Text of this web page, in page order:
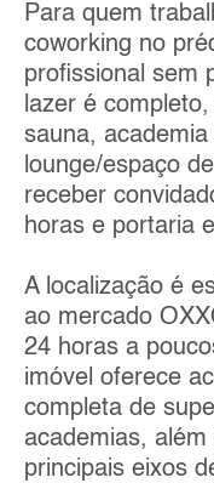
Para quem
coworking no
profissional sem
lazer é
sauna,
lounge/espaço
receber
horas e portaria
A localização é
ao mercado
24 horas a
imóvel oferece
completa de
academias,
principais eixos